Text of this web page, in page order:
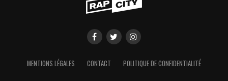
MENTIONS LÉGALES CONTACT POLITIQUE DE CONFIDENTIALITÉ